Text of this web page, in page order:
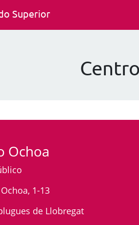
Superior
Ochoa
1-13
de Llobregat